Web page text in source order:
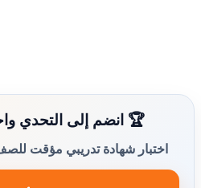
🏆 انضم إلى التحدي
اختبار شهادة تدريبي مؤقت